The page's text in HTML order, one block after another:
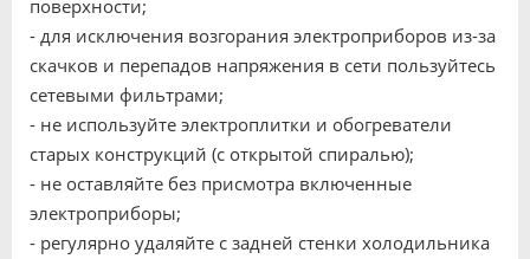
поверхности;
- для исключения возгорания электроприборов из-за
скачков и перепадов напряжения в сети пользуйтесь
сетевыми фильтрами;
- не используйте электроплитки и обогреватели
старых конструкций (с открытой спиралью);
- не оставляйте без присмотра включенные
электроприборы;
- регулярно удаляйте с задней стенки холодильника